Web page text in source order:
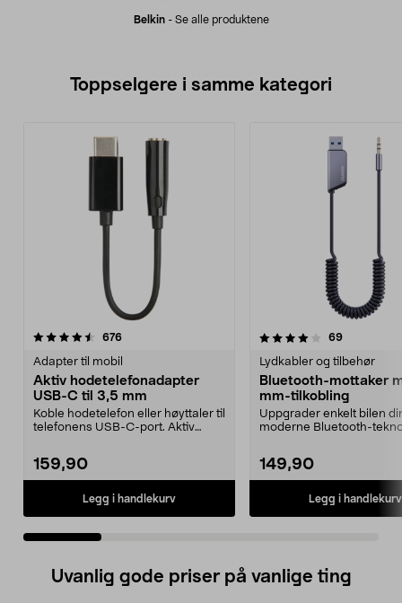
Belkin- Se alle produktene
Toppselgere i samme kategori
676anmeldelser
Adapter til mobil
Aktiv hodetelefonadapter
USB-C til 3,5 mm
Koble hodetelefon eller høyttaler til
telefonens USB-C-port. Aktiv
159,90
Legg i handlekurv
4.0 av 5 stjerner 69
Lydkabler og tilbehør
Bluetooth-mottaker
mm-tilkobling
Uppgrader enkelt bilen
moderne Bluetooth-
149,90
Legg i handlekurv
4.5 av 5 stjerner
Uvanlig gode priser på vanlige ting